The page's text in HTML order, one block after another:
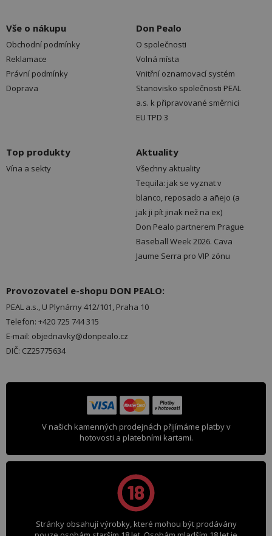
Vše o nákupu
Obchodní podmínky
Reklamace
Právní podmínky
Doprava
Don Pealo
O společnosti
Volná místa
Vnitřní oznamovací systém
Stanovisko společnosti PEAL
a.s. k připravované směrnici
EU TPD 3
Top produkty
Vína a sekty
Aktuality
Všechny aktuality
Tequila: jak se vyznat v
blanco, reposado a añejo (a
jak ji pít jinak než na ex)
Don Pealo partnerem Prague
Baseball Week 2026. Cava
Jaume Serra pro VIP zónu
Provozovatel e-shopu DON PEALO:
PEAL a.s., U Plynárny 412/101, Praha 10
Telefon: +420 725 744 315
E-mail: objednavky@donpealo.cz
DIČ: CZ25775634
V našich kamenných prodejnách přijímáme platby v
hotovosti a platebními kartami.
Stránky obsahují výrobky, které mohou být prodávány